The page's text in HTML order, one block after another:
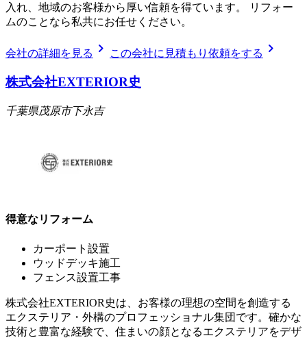
入れ、地域のお客様から厚い信頼を得ています。 リフォー
ムのことなら私共にお任せください。
会社の詳細を見る chevron_right この会社に見積もり依頼をする chevron_right
株式会社EXTERIOR史
千葉県茂原市下永吉
得意なリフォーム
カーポート設置
ウッドデッキ施工
フェンス設置工事
株式会社EXTERIOR史は、お客様の理想の空間を創造する
エクステリア・外構のプロフェッショナル集団です。確かな
技術と豊富な経験で、住まいの顔となるエクステリアをデザ